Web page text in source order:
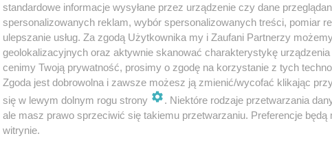
standardowe informacje wysyłane przez urządzenie czy dane
spersonalizowanych reklam, wybór spersonalizowanych treści, pomiar
ulepszanie usług. Za zgodą Użytkownika my i Zaufani Partnerzy
geolokalizacyjnych oraz aktywnie skanować charakterystykę
cenimy Twoją prywatność, prosimy o zgodę na korzystanie z tych
Zgoda jest dobrowolna i zawsze możesz ją zmienić/wycofać klikając
się w lewym dolnym rogu strony
. Niektóre rodzaje przetwarzania
ale masz prawo sprzeciwić się takiemu przetwarzaniu. Preferencje będą
witrynie.